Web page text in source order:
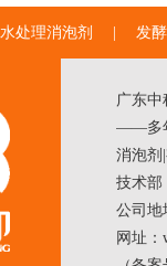
水处理消泡剂 发
广东
——多
消泡剂
技术部
公司地
网址